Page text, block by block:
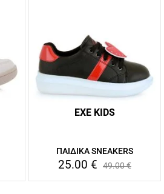
EXE KIDS
ΠΑΙΔΙΚΑ SNEAKERS
25.00 € 49.00€